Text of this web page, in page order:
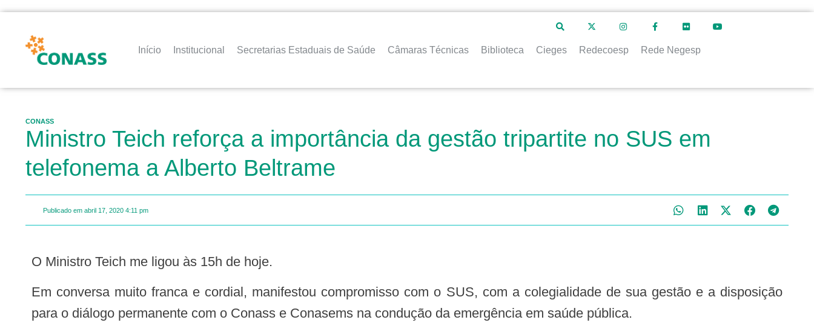
Início Institucional Secretarias Estaduais de Saúde Câmaras Técnicas Biblioteca Cieges Redecoesp Rede Negesp
CONASS
Ministro Teich reforça a importância da gestão tripartite no SUS em
telefonema a Alberto Beltrame
Publicado em abril 17, 2020 4:11 pm
O Ministro Teich me ligou às 15h de hoje.
Em conversa muito franca e cordial, manifestou compromisso com o SUS, com a colegialidade de sua gestão e a disposição
para o diálogo permanente com o Conass e Conasems na condução da emergência em saúde pública.